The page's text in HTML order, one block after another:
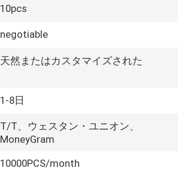
10pcs
negotiable
天然またはカスタマイズされた
1-8日
T/T、ウェスタン・ユニオン、
MoneyGram
10000PCS/month